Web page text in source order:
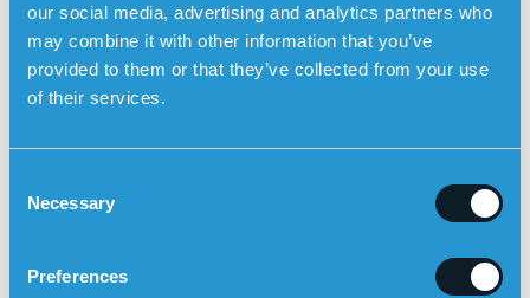
our social media, advertising and analytics partners who
may combine it with other information that you’ve
provided to them or that they’ve collected from your use
of their services.
Necessary
Preferences
Kun nämä merkit ovat tiedossa ja miten ne ilmenevät
erityisesti naisilla, sairauden varhainen diagnosointi ja
parempi hoito voidaan mahdollistaa, mikä on ratkaisevan
tärkeää dementiaa sairastavien naisten elämänlaadun